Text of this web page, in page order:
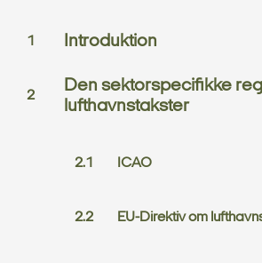
Introduktion
Den sektorspecifikke
lufthavnstakster
ICAO
EU-Direktiv om